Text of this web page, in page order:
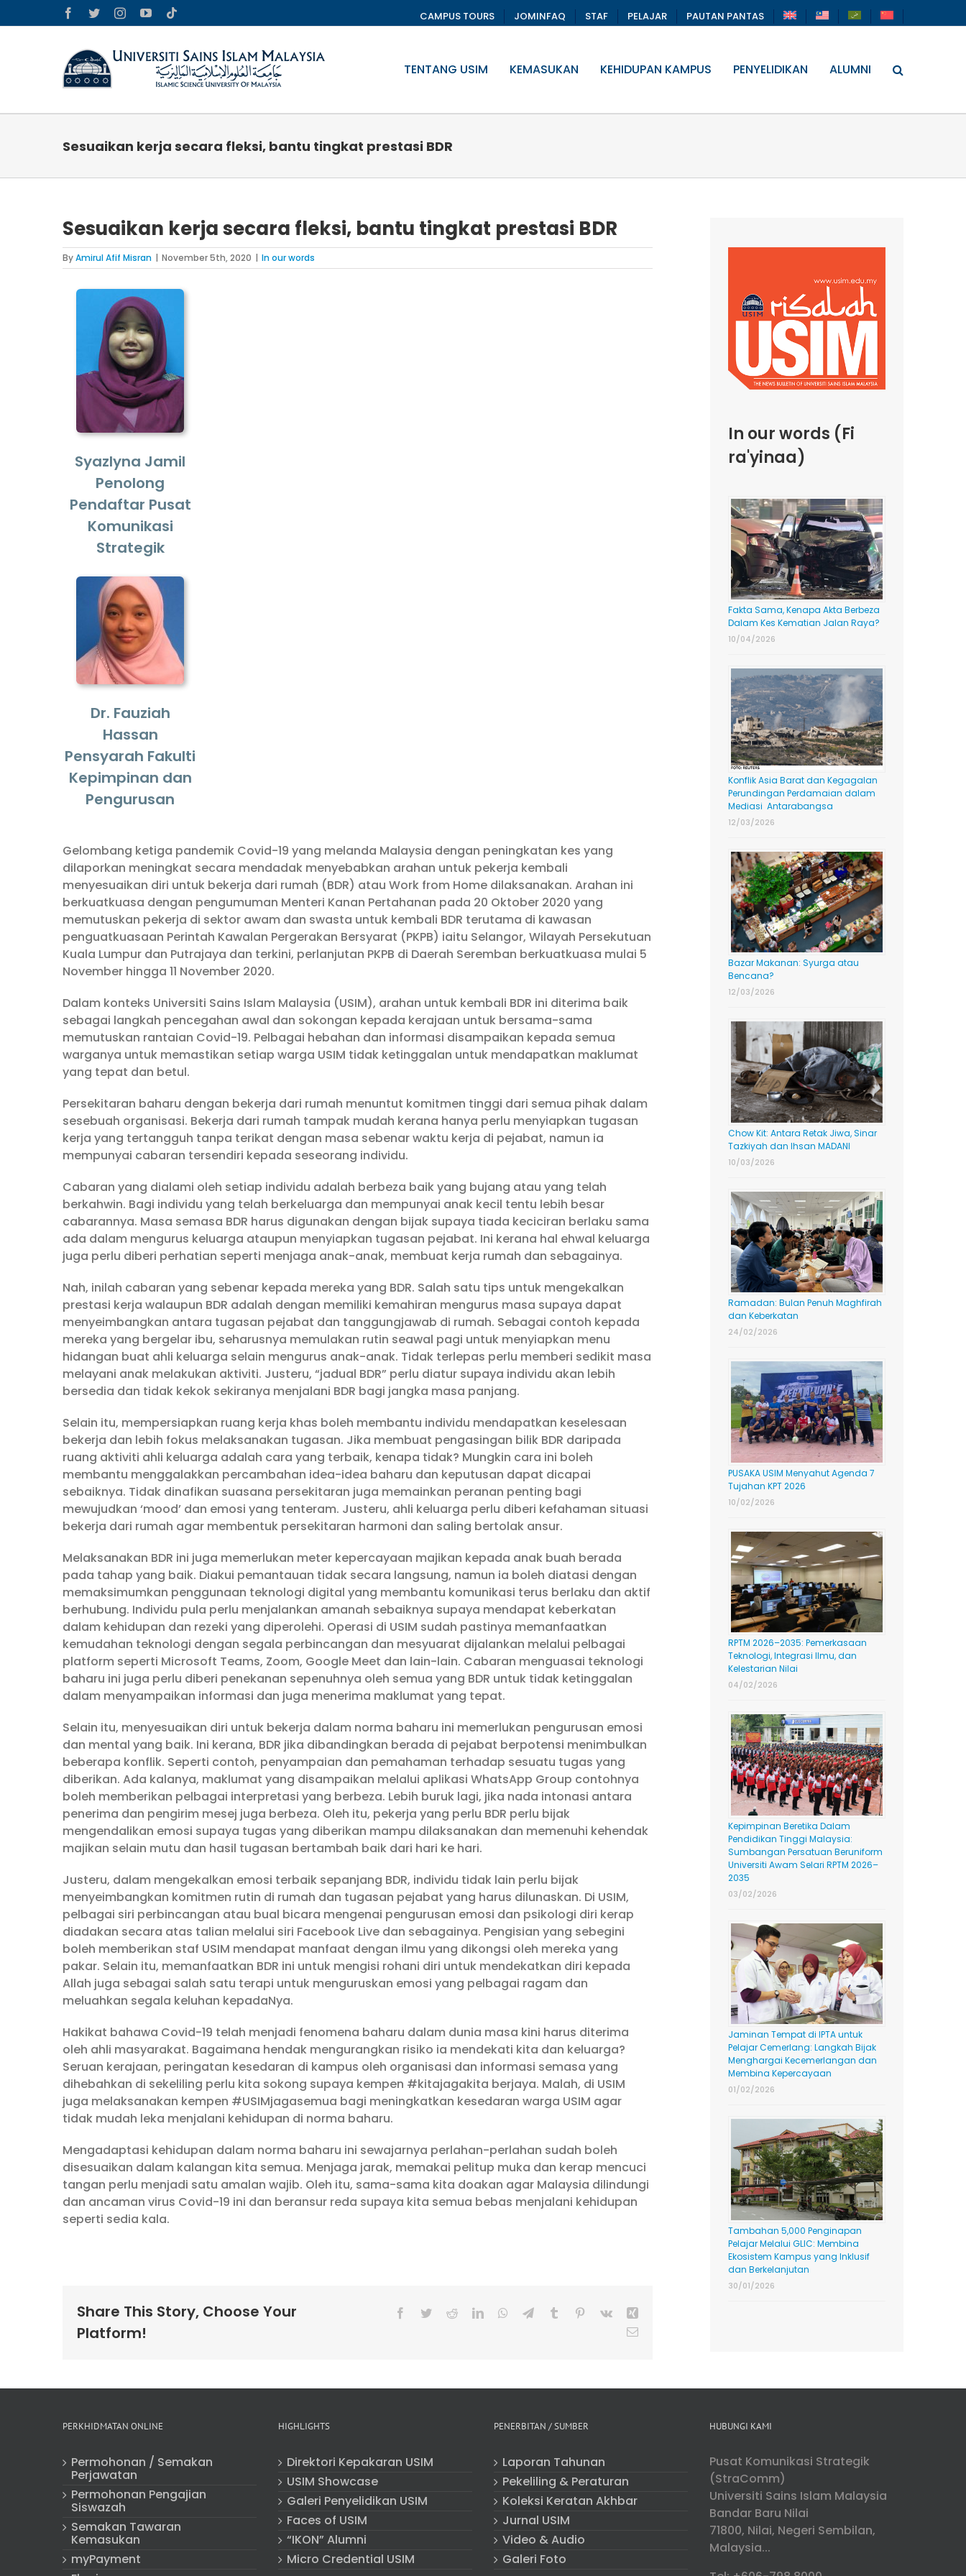
to
Facebook
TwitterInstagramYouTube CAMPUS TOURS JOMINFAQ STAF PELAJAR PAUTAN PANTAS
TENTANG USIM KEMASUKAN KEHIDUPAN KAMPUS PENYELIDIKAN ALUMNI
Sesuaikan kerja secara fleksi, bantu tingkat prestasi BDR
Sesuaikan kerja secara fleksi, bantu tingkat prestasi BDR
ByAmirul Afif Misran | November 5th, 2020 | In our words
Syazlyna Jamil
Penolong
Pendaftar Pusat
Komunikasi
Strategik
Dr. Fauziah
Hassan
Pensyarah Fakulti
Kepimpinan dan
Pengurusan
Gelombang ketiga pandemik Covid-19 yang melanda Malaysia dengan peningkatan kes yang
dilaporkan meningkat secara mendadak menyebabkan arahan untuk pekerja kembali
menyesuaikan diri untuk bekerja dari rumah (BDR) atau Work from Home dilaksanakan. Arahan ini
berkuatkuasa dengan pengumuman Menteri Kanan Pertahanan pada 20 Oktober 2020 yang
memutuskan pekerja di sektor awam dan swasta untuk kembali BDR terutama di kawasan
penguatkuasaan Perintah Kawalan Pergerakan Bersyarat (PKPB) iaitu Selangor, Wilayah Persekutuan
Kuala Lumpur dan Putrajaya dan terkini, perlanjutan PKPB di Daerah Seremban berkuatkuasa mulai 5
November hingga 11 November 2020.
Dalam konteks Universiti Sains Islam Malaysia (USIM), arahan untuk kembali BDR ini diterima baik
sebagai langkah pencegahan awal dan sokongan kepada kerajaan untuk bersama-sama
memutuskan rantaian Covid-19. Pelbagai hebahan dan informasi disampaikan kepada semua
warganya untuk memastikan setiap warga USIM tidak ketinggalan untuk mendapatkan maklumat
yang tepat dan betul.
Persekitaran baharu dengan bekerja dari rumah menuntut komitmen tinggi dari semua pihak dalam
sesebuah organisasi. Bekerja dari rumah tampak mudah kerana hanya perlu menyiapkan tugasan
kerja yang tertangguh tanpa terikat dengan masa sebenar waktu kerja di pejabat, namun ia
mempunyai cabaran tersendiri kepada seseorang individu.
Cabaran yang dialami oleh setiap individu adalah berbeza baik yang bujang atau yang telah
berkahwin. Bagi individu yang telah berkeluarga dan mempunyai anak kecil tentu lebih besar
cabarannya. Masa semasa BDR harus digunakan dengan bijak supaya tiada keciciran berlaku sama
ada dalam mengurus keluarga ataupun menyiapkan tugasan pejabat. Ini kerana hal ehwal keluarga
juga perlu diberi perhatian seperti menjaga anak-anak, membuat kerja rumah dan sebagainya.
Nah, inilah cabaran yang sebenar kepada mereka yang BDR. Salah satu tips untuk mengekalkan
prestasi kerja walaupun BDR adalah dengan memiliki kemahiran mengurus masa supaya dapat
menyeimbangkan antara tugasan pejabat dan tanggungjawab di rumah. Sebagai contoh kepada
mereka yang bergelar ibu, seharusnya memulakan rutin seawal pagi untuk menyiapkan menu
hidangan buat ahli keluarga selain mengurus anak-anak. Tidak terlepas perlu memberi sedikit masa
melayani anak melakukan aktiviti. Justeru, “jadual BDR” perlu diatur supaya individu akan lebih
bersedia dan tidak kekok sekiranya menjalani BDR bagi jangka masa panjang.
Selain itu, mempersiapkan ruang kerja khas boleh membantu individu mendapatkan keselesaan
bekerja dan lebih fokus melaksanakan tugasan. Jika membuat pengasingan bilik BDR daripada
ruang aktiviti ahli keluarga adalah cara yang terbaik, kenapa tidak? Mungkin cara ini boleh
membantu menggalakkan percambahan idea-idea baharu dan keputusan dapat dicapai
sebaiknya. Tidak dinafikan suasana persekitaran juga memainkan peranan penting bagi
mewujudkan ‘mood’ dan emosi yang tenteram. Justeru, ahli keluarga perlu diberi kefahaman situasi
bekerja dari rumah agar membentuk persekitaran harmoni dan saling bertolak ansur.
Melaksanakan BDR ini juga memerlukan meter kepercayaan majikan kepada anak buah berada
pada tahap yang baik. Diakui pemantauan tidak secara langsung, namun ia boleh diatasi dengan
memaksimumkan penggunaan teknologi digital yang membantu komunikasi terus berlaku dan aktif
berhubung. Individu pula perlu menjalankan amanah sebaiknya supaya mendapat keberkatan
dalam kehidupan dan rezeki yang diperolehi. Operasi di USIM sudah pastinya memanfaatkan
kemudahan teknologi dengan segala perbincangan dan mesyuarat dijalankan melalui pelbagai
platform seperti Microsoft Teams, Zoom, Google Meet dan lain-lain. Cabaran menguasai teknologi
baharu ini juga perlu diberi penekanan sepenuhnya oleh semua yang BDR untuk tidak ketinggalan
dalam menyampaikan informasi dan juga menerima maklumat yang tepat.
Selain itu, menyesuaikan diri untuk bekerja dalam norma baharu ini memerlukan pengurusan emosi
dan mental yang baik. Ini kerana, BDR jika dibandingkan berada di pejabat berpotensi menimbulkan
beberapa konflik. Seperti contoh, penyampaian dan pemahaman terhadap sesuatu tugas yang
diberikan. Ada kalanya, maklumat yang disampaikan melalui aplikasi WhatsApp Group contohnya
boleh memberikan pelbagai interpretasi yang berbeza. Lebih buruk lagi, jika nada intonasi antara
penerima dan pengirim mesej juga berbeza. Oleh itu, pekerja yang perlu BDR perlu bijak
mengendalikan emosi supaya tugas yang diberikan mampu dilaksanakan dan memenuhi kehendak
majikan selain mutu dan hasil tugasan bertambah baik dari hari ke hari.
Justeru, dalam mengekalkan emosi terbaik sepanjang BDR, individu tidak lain perlu bijak
menyeimbangkan komitmen rutin di rumah dan tugasan pejabat yang harus dilunaskan. Di USIM,
pelbagai siri perbincangan atau bual bicara mengenai pengurusan emosi dan psikologi diri kerap
diadakan secara atas talian melalui siri Facebook Live dan sebagainya. Pengisian yang sebegini
boleh memberikan staf USIM mendapat manfaat dengan ilmu yang dikongsi oleh mereka yang
pakar. Selain itu, memanfaatkan BDR ini untuk mengisi rohani diri untuk mendekatkan diri kepada
Allah juga sebagai salah satu terapi untuk menguruskan emosi yang pelbagai ragam dan
meluahkan segala keluhan kepadaNya.
Hakikat bahawa Covid-19 telah menjadi fenomena baharu dalam dunia masa kini harus diterima
oleh ahli masyarakat. Bagaimana hendak mengurangkan risiko ia mendekati kita dan keluarga?
Seruan kerajaan, peringatan kesedaran di kampus oleh organisasi dan informasi semasa yang
dihebahkan di sekeliling perlu kita sokong supaya kempen #kitajagakita berjaya. Malah, di USIM
juga melaksanakan kempen #USIMjagasemua bagi meningkatkan kesedaran warga USIM agar
tidak mudah leka menjalani kehidupan di norma baharu.
Mengadaptasi kehidupan dalam norma baharu ini sewajarnya perlahan-perlahan sudah boleh
disesuaikan dalam kalangan kita semua. Menjaga jarak, memakai pelitup muka dan kerap mencuci
tangan perlu menjadi satu amalan wajib. Oleh itu, sama-sama kita doakan agar Malaysia dilindungi
dan ancaman virus Covid-19 ini dan beransur reda supaya kita semua bebas menjalani kehidupan
seperti sedia kala.
Share This Story, Choose Your
Platform!
Facebook
TwitterRedditLinkedInWhatsApp
TelegramTumblr Pinterest
Vk
Email
In our words (Fi
ra'yinaa)
Fakta Sama, Kenapa Akta Berbeza
Dalam Kes Kematian Jalan Raya?
10/04/2026
Konflik Asia Barat dan Kegagalan
Perundingan Perdamaian dalam
Mediasi Antarabangsa
12/03/2026
Bazar Makanan: Syurga atau
Bencana?
12/03/2026
Chow Kit: Antara Retak Jiwa, Sinar
Tazkiyah dan Ihsan MADANI
10/03/2026
Ramadan: Bulan Penuh Maghfirah
dan Keberkatan
24/02/2026
PUSAKA USIM Menyahut Agenda 7
Tujahan KPT 2026
10/02/2026
RPTM 2026–2035: Pemerkasaan
Teknologi, Integrasi Ilmu, dan
Kelestarian Nilai
04/02/2026
Kepimpinan Beretika Dalam
Pendidikan Tinggi Malaysia:
Sumbangan Persatuan Beruniform
Universiti Awam Selari RPTM 2026–
2035
03/02/2026
Jaminan Tempat di IPTA untuk
Pelajar Cemerlang: Langkah Bijak
Menghargai Kecemerlangan dan
Membina Kepercayaan
01/02/2026
Tambahan 5,000 Penginapan
Pelajar Melalui GLIC: Membina
Ekosistem Kampus yang Inklusif
dan Berkelanjutan
30/01/2026
PERKHIDMATAN ONLINE
Permohonan / Semakan
Perjawatan
Permohonan Pengajian
Siswazah
Semakan Tawaran
Kemasukan
myPayment
HIGHLIGHTS
Direktori Kepakaran USIM
USIM Showcase
Galeri Penyelidikan USIM
Faces of USIM
“IKON” Alumni
Micro Credential USIM
PENERBITAN / SUMBER
Laporan Tahunan
Pekeliling & Peraturan
Koleksi Keratan Akhbar
Jurnal USIM
Video & Audio
Galeri Foto
HUBUNGI KAMI
Pusat Komunikasi Strategik
(StraComm)
Universiti Sains Islam Malaysia
Bandar Baru Nilai
71800, Nilai, Negeri Sembilan,
Malaysia...